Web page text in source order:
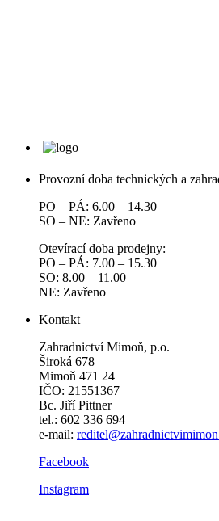
Provozní doba technických a
PO – PÁ: 6.00 – 14.30
SO – NE: Zavřeno
Otevírací doba prodejny:
PO – PÁ: 7.00 – 15.30
SO: 8.00 – 11.00
NE: Zavřeno
Kontakt
Zahradnictví Mimoň, p.o.
Široká 678
Mimoň 471 24
IČO: 21551367
Bc. Jiří Pittner
tel.: 602 336 694
e-mail:
Facebook
Instagram